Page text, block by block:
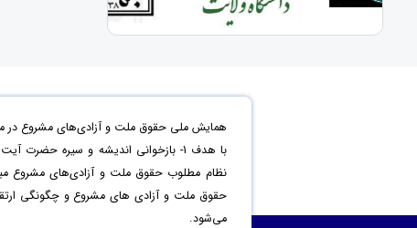
همایش ملی حقوق ملت و آزادی‌های مشروع در
حقوق ملت و آزادی های مشروع و چگونگی
می‌شود.